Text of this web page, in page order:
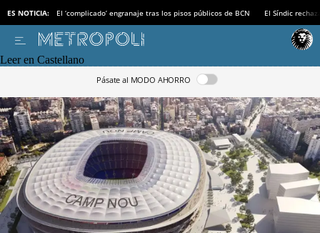
ES NOTICIA: El ‘complicado’ engranaje tras los pisos públicos de BCN El Síndic
Leer en Castellano
Pásate al MODO AHORRO